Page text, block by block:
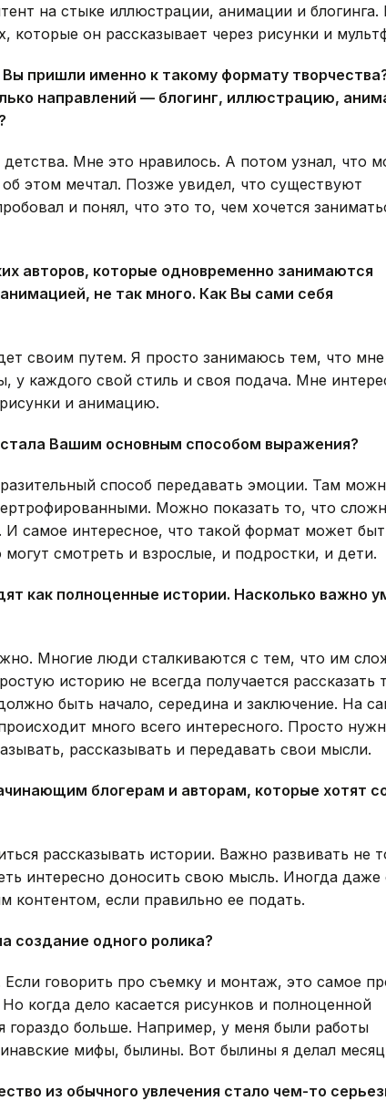
на стыке иллюстрации, анимации и блогинга.
которые он рассказывает через рисунки и
пришли именно к такому формату
направлений — блогинг, иллюстрацию,
Мне это нравилось. А потом узнал, что
этом мечтал. Позже увидел, что существуют
и понял, что это то, чем хочется
авторов, которые одновременно занимаются
не так много. Как Вы сами себя
своим путем. Я просто занимаюсь тем, что мне
у каждого свой стиль и своя подача. Мне
и анимацию.
Вашим основным способом выражения?
способ передавать эмоции. Там
Можно показать то, что
самое интересное, что такой формат может
смотреть и взрослые, и подростки, и дети.
как полноценные истории. Насколько важно
Многие люди сталкиваются с тем, что им
историю не всегда получается рассказать
быть начало, середина и заключение. На
много всего интересного. Просто
рассказывать и передавать свои мысли.
блогерам и авторам, которые хотят
рассказывать истории. Важно развивать не
интересно доносить свою мысль. Иногда даже
контентом, если правильно ее подать.
создание одного ролика?
говорить про съемку и монтаж, это самое
когда дело касается рисунков и полноценной
гораздо больше. Например, у меня были работы
мифы, былины. Вот былины я делал
из обычного увлечения стало чем-то